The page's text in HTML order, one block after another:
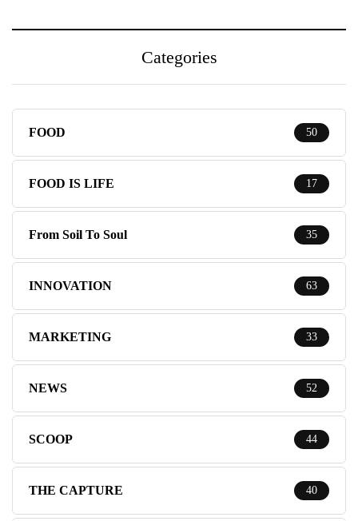
Categories
FOOD 50
FOOD IS LIFE 17
From Soil To Soul 35
INNOVATION 63
MARKETING 33
NEWS 52
SCOOP 44
THE CAPTURE 40